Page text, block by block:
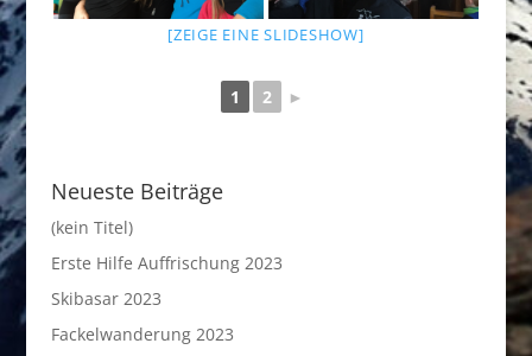
[ZEIGE EINE SLIDESHOW]
1 2 ►
Neueste Beiträge
(kein Titel)
Erste Hilfe Auffrischung 2023
Skibasar 2023
Fackelwanderung 2023